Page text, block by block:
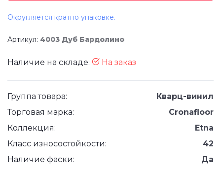
Округляется кратно упаковке.
Артикул: 4003 Дуб Бардолино
Наличие на складе: На заказ
Группа товара:
Кварц-винил
Торговая марка:
Cronafloor
Коллекция:
Etna
Класс износостойкости:
42
Наличие фаски:
Да